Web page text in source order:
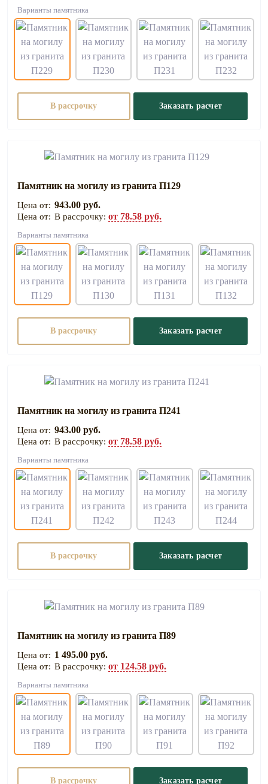
Варианты памятника
В рассрочку Заказать расчет
Памятник на могилу из гранита П129
943.00 руб.
В рассрочку: от 78.58 руб.
Варианты памятника
В рассрочку Заказать расчет
Памятник на могилу из гранита П241
943.00 руб.
В рассрочку: от 78.58 руб.
Варианты памятника
В рассрочку Заказать расчет
Памятник на могилу из гранита П89
1 495.00 руб.
В рассрочку: от 124.58 руб.
Варианты памятника
В рассрочку Заказать расчет